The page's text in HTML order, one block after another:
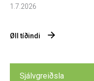
1.7.2026
Øll tíðindi
Sjálvgreiðsla